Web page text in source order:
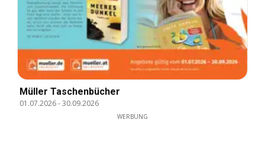
Müller Taschenbücher
01.07.2026-30.09.2026
WERBUNG